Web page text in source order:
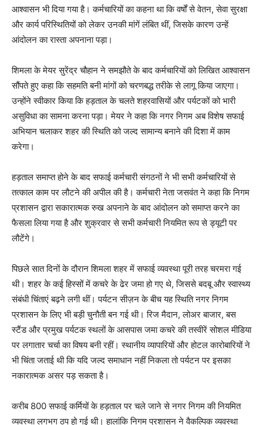
आश्वासन भी दिया गया है। कर्मचारियों का कहना था कि वर्षों से वेतन, सेवा सुरक्षा
और कार्य परिस्थितियों को लेकर उनकी मांगें लंबित थीं, जिसके कारण उन्हें
आंदोलन का रास्ता अपनाना पड़ा।
शिमला के मेयर सुरेंद्र चौहान ने समझौते के बाद कर्मचारियों को लिखित आश्वासन
सौंपते हुए कहा कि सहमति बनी मांगों को चरणबद्ध तरीके से लागू किया जाएगा।
उन्होंने स्वीकार किया कि हड़ताल के चलते शहरवासियों और पर्यटकों को भारी
असुविधा का सामना करना पड़ा। मेयर ने कहा कि नगर निगम अब विशेष सफाई
अभियान चलाकर शहर की स्थिति को जल्द सामान्य बनाने की दिशा में काम
करेगा।
हड़ताल समाप्त होने के बाद सफाई कर्मचारी संगठनों ने भी सभी कर्मचारियों से
तत्काल काम पर लौटने की अपील की है। कर्मचारी नेता जसवंत ने कहा कि निगम
प्रशासन द्वारा सकारात्मक रुख अपनाने के बाद आंदोलन को समाप्त करने का
फैसला लिया गया है और शुक्रवार से सभी कर्मचारी नियमित रूप से ड्यूटी पर
लौटेंगे।
पिछले सात दिनों के दौरान शिमला शहर में सफाई व्यवस्था पूरी तरह चरमरा गई
थी। शहर के कई हिस्सों में कचरे के ढेर जमा हो गए थे, जिससे बदबू और स्वास्थ्य
संबंधी चिंताएं बढ़ने लगी थीं। पर्यटन सीज़न के बीच यह स्थिति नगर निगम
प्रशासन के लिए भी बड़ी चुनौती बन गई थी। रिज मैदान, लोअर बाजार, बस
स्टैंड और प्रमुख पर्यटक स्थलों के आसपास जमा कचरे की तस्वीरें सोशल मीडिया
पर लगातार चर्चा का विषय बनी रहीं। स्थानीय व्यापारियों और होटल कारोबारियों ने
भी चिंता जताई थी कि यदि जल्द समाधान नहीं निकला तो पर्यटन पर इसका
नकारात्मक असर पड़ सकता है।
करीब 800 सफाई कर्मियों के हड़ताल पर चले जाने से नगर निगम की नियमित
व्यवस्था लगभग ठप हो गई थी। हालांकि निगम प्रशासन ने वैकल्पिक व्यवस्था